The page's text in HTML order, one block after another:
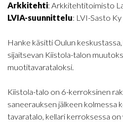
Arkkitehti: Arkkitehtitoimisto
LVIA-suunnittelu: LVI-Sasto Ky
Hanke käsitti Oulun
sijaitsevan Kiistola-talon
muotitavarataloksi.
Kiistola-talo on 6-kerroksinen
saneerauksen jälkeen kolmessa
tavaratalo, kellari kerroksessa